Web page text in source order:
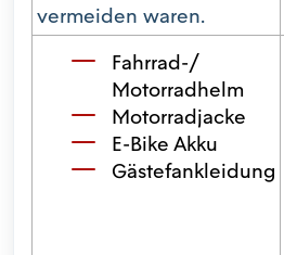
vermeiden waren.
Fahrrad-/
Motorradhelm
Motorradjacke
E-Bike Akku
Gästefankleidung